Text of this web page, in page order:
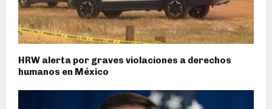
HRW alerta por graves violaciones a derechos
humanos en México